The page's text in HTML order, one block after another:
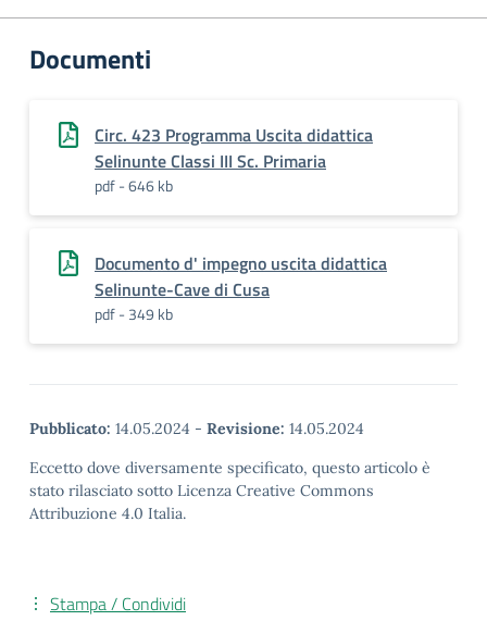
Documenti
Circ. 423 Programma Uscita didattica
Selinunte Classi III Sc. Primaria
pdf - 646 kb
Documento d' impegno uscita didattica
Selinunte-Cave di Cusa
pdf - 349 kb
Pubblicato: 14.05.2024 - Revisione: 14.05.2024
Eccetto dove diversamente specificato, questo articolo è
stato rilasciato sotto Licenza Creative Commons
Attribuzione 4.0 Italia.
Stampa / Condividi